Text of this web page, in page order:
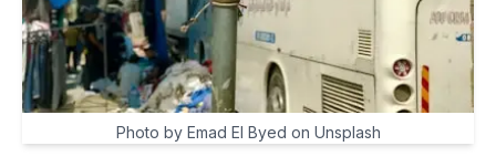
Photo by Emad El Byed on Unsplash